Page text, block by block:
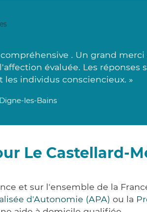
. Un grand
évaluée. Les réponses
individus consciencieux. »
les-Bains
Le Castellard-
et sur l'ensemble de la
d'Autonomie (APA) ou la